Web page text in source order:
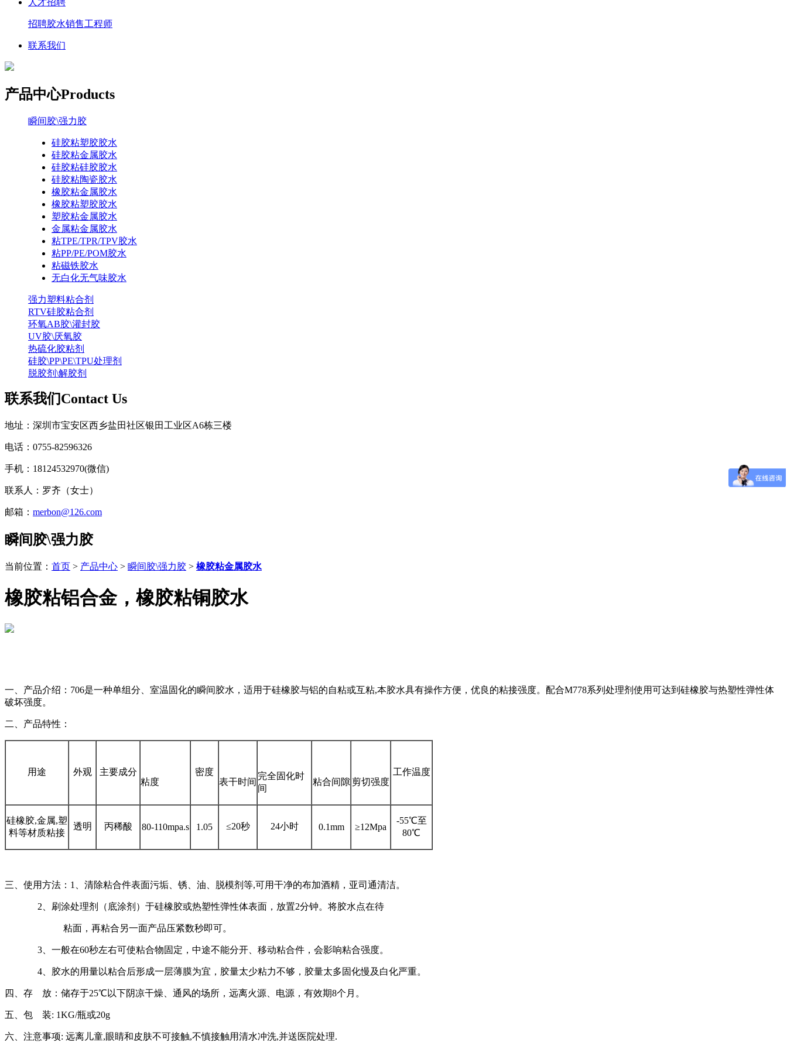
人才招聘
招聘胶水销售工程师
联系我们
产品中心Products
瞬间胶\强力胶
硅胶粘塑胶胶水
硅胶粘金属胶水
硅胶粘硅胶胶水
硅胶粘陶瓷胶水
橡胶粘金属胶水
橡胶粘塑胶胶水
塑胶粘金属胶水
金属粘金属胶水
粘TPE/TPR/TPV胶水
粘PP/PE/POM胶水
粘磁铁胶水
无白化无气味胶水
强力塑料粘合剂
RTV硅胶粘合剂
环氧AB胶\灌封胶
UV胶\厌氧胶
热硫化胶粘剂
硅胶\PP\PE\TPU处理剂
脱胶剂\解胶剂
联系我们Contact Us
地址：深圳市宝安区西乡盐田社区银田工业区A6栋三楼
电话：0755-82596326
手机：18124532970(微信)
联系人：罗齐（女士）
邮箱： merbon@126.com
瞬间胶\强力胶
当前位置： 首页 > 产品中心 > 瞬间胶\强力胶 > 橡胶粘金属胶水
橡胶粘铝合金，橡胶粘铜胶水
一、产品介绍：706是一种单组分、室温固化的瞬间胶水，适用于硅橡胶与铝的自粘或互粘,本胶水具有操作方便，优良的粘接强度。配合M778系列处理剂使用可达到硅橡胶与热塑性弹性体
破坏强度。
二、产品特性：
用途 外观
主要成分
粘度
密度
表干时间
完全固化时
间
粘合间隙 剪切强度
工作温度
硅橡胶,金属,塑
料等材质粘接
透明 丙稀酸 80-110mpa.s 1.05 ≤20秒 24小时 0.1mm ≥12Mpa
-55℃至
80℃
三、使用方法：1、清除粘合件表面污垢、锈、油、脱模剂等,可用干净的布加酒精，亚司通清洁。
2、刷涂处理剂（底涂剂）于硅橡胶或热塑性弹性体表面，放置2分钟。将胶水点在待
粘面，再粘合另一面产品压紧数秒即可。
3、一般在60秒左右可使粘合物固定，中途不能分开、移动粘合件，会影响粘合强度。
4、胶水的用量以粘合后形成一层薄膜为宜，胶量太少粘力不够，胶量太多固化慢及白化严重。
四、存 放：储存于25℃以下阴凉干燥、通风的场所，远离火源、电源，有效期8个月。
五、包 装: 1KG/瓶或20g
六、注意事项: 远离儿童,眼睛和皮肤不可接触,不慎接触用清水冲洗,并送医院处理.